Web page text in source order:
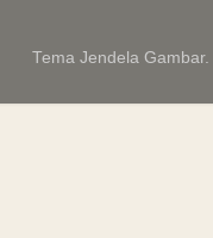
Tema Jendela